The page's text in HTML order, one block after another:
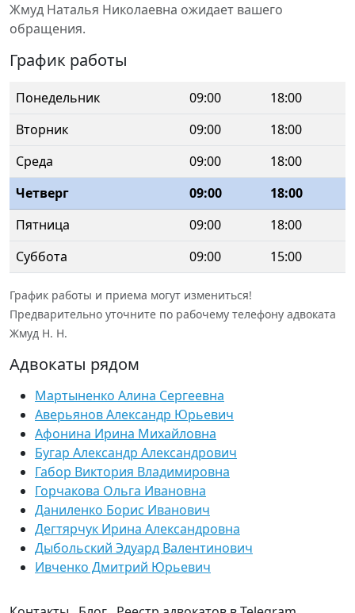
Жмуд Наталья Николаевна ожидает вашего
обращения.
График работы
Понедельник 09:00
18:00
Вторник
09:00
18:00
Среда
09:00
18:00
Четверг
09:00
18:00
Пятница
09:00
18:00
Суббота
09:00 15:00
График работы и приема могут измениться!
Предварительно уточните по рабочему телефону адвоката
Жмуд Н. Н.
Адвокаты рядом
Мартыненко Алина Сергеевна
Аверьянов Александр Юрьевич
Афонина Ирина Михайловна
Бугар Александр Александрович
Габор Виктория Владимировна
Горчакова Ольга Ивановна
Даниленко Борис Иванович
Дегтярчук Ирина Александровна
Дыбольский Эдуард Валентинович
Ивченко Дмитрий Юрьевич